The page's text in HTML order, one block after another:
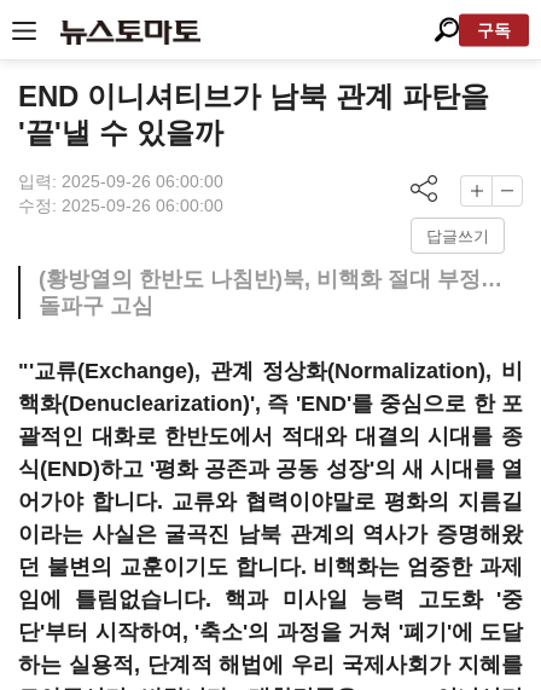
구독
END 이니셔티브가 남북 관계 파탄을
'끝'낼 수 있을까
입력: 2025-09-26 06:00:00
수정: 2025-09-26 06:00:00
답글쓰기
(황방열의 한반도 나침반)북, 비핵화 절대 부정…
돌파구 고심
"'교류(Exchange), 관계 정상화(Normalization), 비
핵화(Denuclearization)', 즉 'END'를 중심으로 한 포
괄적인 대화로 한반도에서 적대와 대결의 시대를 종
식(END)하고 '평화 공존과 공동 성장'의 새 시대를 열
어가야 합니다. 교류와 협력이야말로 평화의 지름길
이라는 사실은 굴곡진 남북 관계의 역사가 증명해왔
던 불변의 교훈이기도 합니다. 비핵화는 엄중한 과제
임에 틀림없습니다. 핵과 미사일 능력 고도화 '중
단'부터 시작하여, '축소'의 과정을 거쳐 '폐기'에 도달
하는 실용적, 단계적 해법에 우리 국제사회가 지혜를